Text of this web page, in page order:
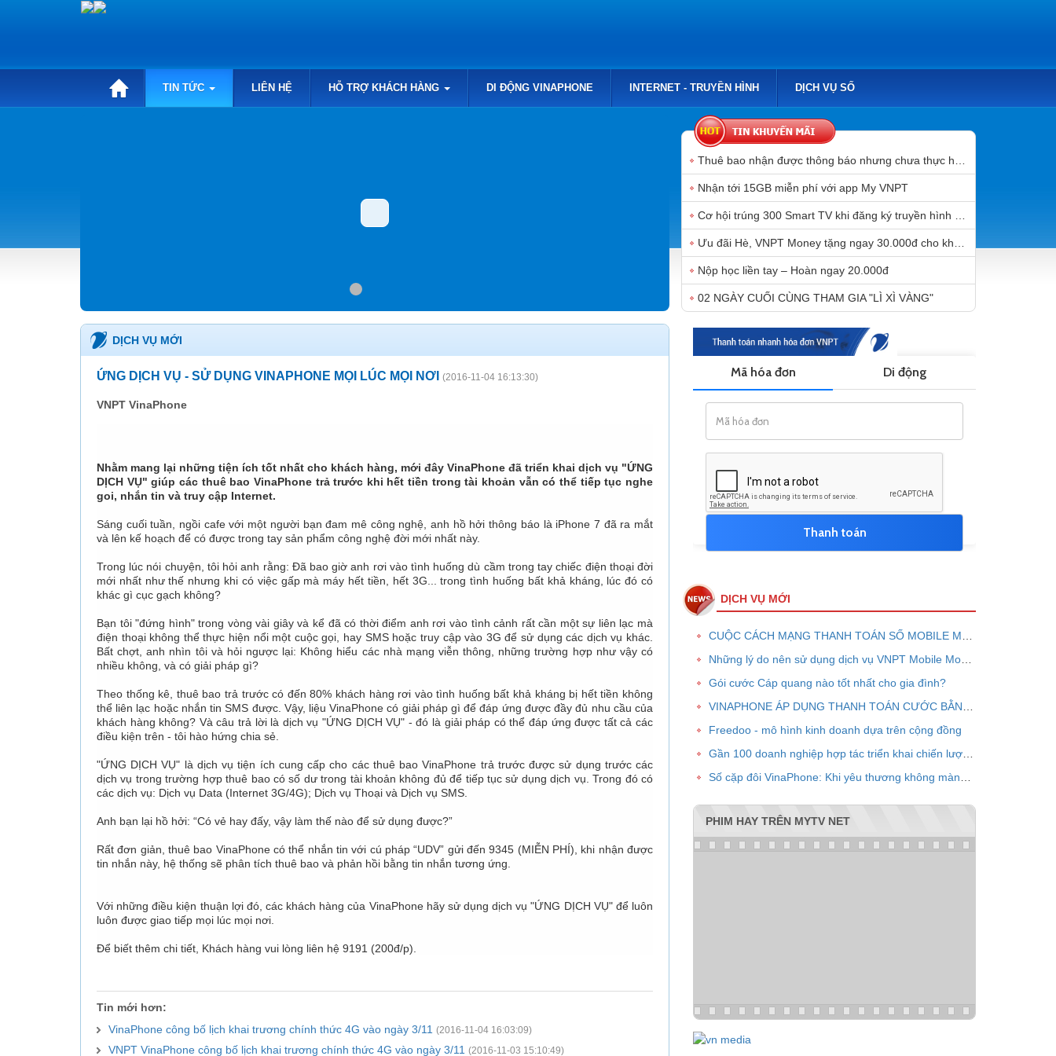
TIN TỨC LIÊN HỆ HỖ TRỢ KHÁCH HÀNG DI ĐỘNG VINAPHONE INTERNET - TRUYỀN HÌNH DỊCH VỤ SỐ
Nhận tới 15GB miễn phí với app My VNPT
Nộp học liền tay – Hoàn ngay 20.000đ
02 NGÀY CUỐI CÙNG THAM GIA "LÌ XÌ VÀNG"
DỊCH VỤ MỚI
ỨNG DỊCH VỤ - SỬ DỤNG VINAPHONE MỌI LÚC MỌI NƠI (2016-11-04 16:13:30)
VNPT VinaPhone
Nhằm mang lại những tiện ích tốt nhất cho khách hàng, mới đây VinaPhone đã triển khai dịch vụ "ỨNG
DỊCH VỤ" giúp các thuê bao VinaPhone trả trước khi hết tiền trong tài khoản vẫn có thể tiếp tục nghe
goi, nhắn tin và truy cập Internet.
Sáng cuối tuần, ngồi cafe với một người bạn đam mê công nghệ, anh hồ hởi thông báo là iPhone 7 đã ra mắt
và lên kế hoạch để có được trong tay sản phẩm công nghệ đời mới nhất này.
Trong lúc nói chuyện, tôi hỏi anh rằng: Đã bao giờ anh rơi vào tình huống dù cầm trong tay chiếc điện thoại đời
mới nhất như thế nhưng khi có việc gấp mà máy hết tiền, hết 3G... trong tình huống bất khả kháng, lúc đó có
khác gì cục gạch không?
Bạn tôi "đứng hình" trong vòng vài giây và kể đã có thời điểm anh rơi vào tình cảnh rất cần một sự liên lạc mà
điện thoại không thể thực hiện nổi một cuộc gọi, hay SMS hoặc truy cập vào 3G để sử dụng các dịch vụ khác.
Bất chợt, anh nhìn tôi và hỏi ngược lại: Không hiểu các nhà mạng viễn thông, những trường hợp như vậy có
nhiều không, và có giải pháp gì?
Theo thống kê, thuê bao trả trước có đến 80% khách hàng rơi vào tình huống bất khả kháng bị hết tiền không
thể liên lạc hoặc nhắn tin SMS được. Vậy, liệu VinaPhone có giải pháp gì để đáp ứng được đầy đủ nhu cầu của
khách hàng không? Và câu trả lời là dịch vụ "ỨNG DỊCH VỤ" - đó là giải pháp có thể đáp ứng được tất cả các
điều kiện trên - tôi hào hứng chia sẻ.
"ỨNG DỊCH VỤ" là dịch vụ tiện ích cung cấp cho các thuê bao VinaPhone trả trước được sử dụng trước các
dịch vụ trong trường hợp thuê bao có số dư trong tài khoản không đủ để tiếp tục sử dụng dịch vụ. Trong đó có
các dịch vụ: Dịch vụ Data (Internet 3G/4G); Dịch vụ Thoại và Dịch vụ SMS.
Anh bạn lại hồ hởi: “Có vẻ hay đấy, vậy làm thế nào để sử dụng được?”
Rất đơn giản, thuê bao VinaPhone có thể nhắn tin với cú pháp “UDV” gửi đến 9345 (MIỄN PHÍ), khi nhận được
tin nhắn này, hệ thống sẽ phân tích thuê bao và phản hồi bằng tin nhắn tương ứng.
Với những điều kiện thuận lợi đó, các khách hàng của VinaPhone hãy sử dụng dịch vụ "ỨNG DỊCH VỤ" để luôn
luôn được giao tiếp mọi lúc mọi nơi.
Để biết thêm chi tiết, Khách hàng vui lòng liên hệ 9191 (200đ/p).
Tin mới hơn:
VinaPhone công bố lịch khai trương chính thức 4G vào ngày 3/11 (2016-11-04 16:03:09)
VNPT VinaPhone công bố lịch khai trương chính thức 4G vào ngày 3/11 (2016-11-03 15:10:49)
DỊCH VỤ MỚI
Gói cước Cáp quang nào tốt nhất cho gia đình?
Freedoo - mô hình kinh doanh dựa trên cộng đồng
PHIM HAY TRÊN MYTV NET